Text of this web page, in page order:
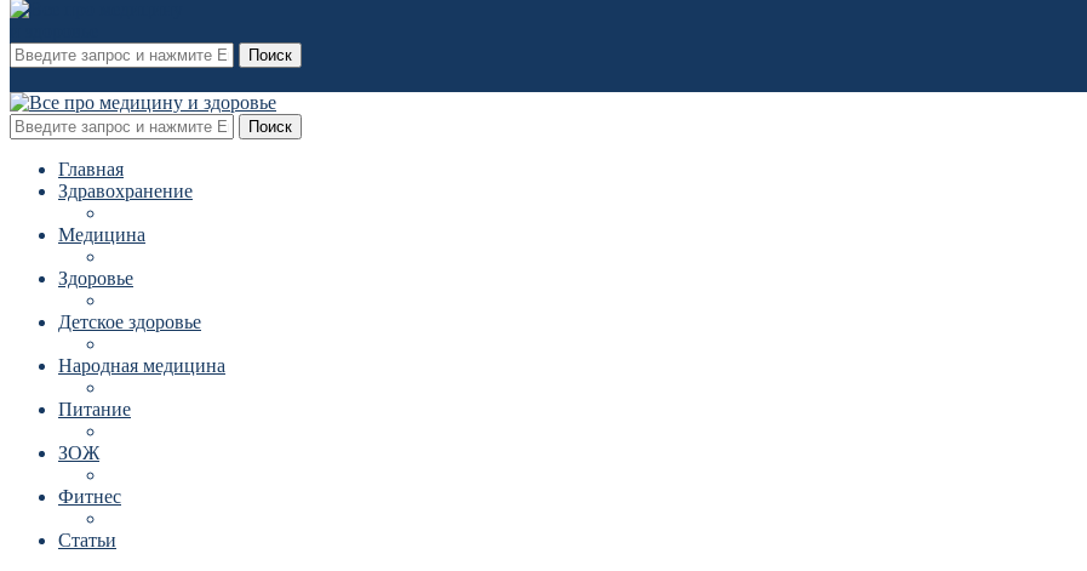
Поиск
Поиск
Главная
Здравохранение
Медицина
Здоровье
Детское здоровье
Народная медицина
Питание
ЗОЖ
Фитнес
Статьи